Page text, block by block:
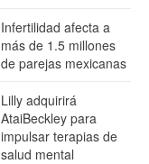
Infertilidad afecta a
más de 1.5 millones
de parejas mexicanas
Lilly adquirirá
AtaiBeckley para
impulsar terapias de
salud mental